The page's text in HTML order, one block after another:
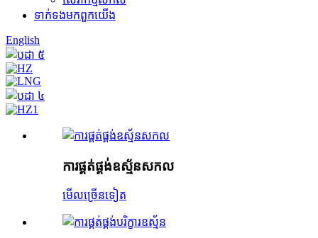
ទាក់ទង​មក​ពួក​យើង
English
ការផ្គត់ផ្គង់ឧស្ម័នសកល
មើល​ច្រើន​ទៀត